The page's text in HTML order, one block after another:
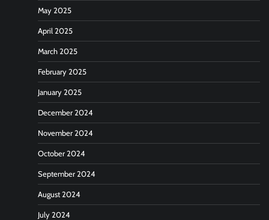
May 2025
April 2025
March 2025
February 2025
January 2025
December 2024
November 2024
October 2024
September 2024
August 2024
July 2024